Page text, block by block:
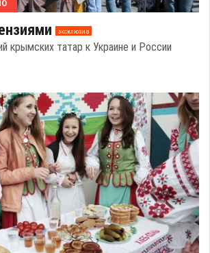
эксклюзив
крымских татар к Украине и России